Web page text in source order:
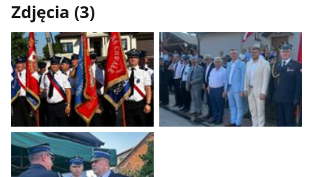
Zdjęcia (3)
Pokaż
zdjęcie
1